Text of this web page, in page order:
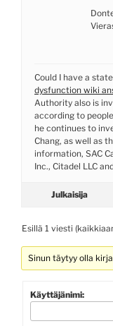
Could I have a
dysfunction wiki
Authority also is
according to
he continues to
Chang, as well as
information, SAC
Inc., Citadel LLC
Julkaisija
Esillä 1 viesti
Sinun täytyy olla
Käyttäjänimi: